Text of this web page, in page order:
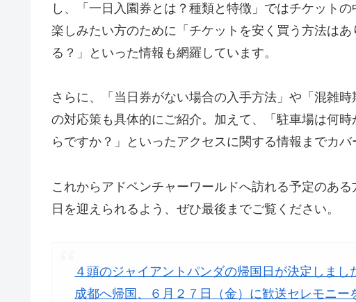
し、「一日入園券とは？種類と特徴」ではチケット
楽しみたい方のために「チケットを安く買う方法は
る？」といった情報も網羅しています。
さらに、「当日券がない場合の入手方法」や「混雑
の対応策も具体的にご紹介。加えて、「駐車場は何
らですか？」といったアクセスに関する情報までカバ
これからアドベンチャーワールドへ訪れる予定のあ
日を迎えられるよう、ぜひ最後までご覧ください。
４頭のジャイアントパンダの帰国日が決定しまし
成都へ帰国、６月２７日（金）に歓送セレモニー